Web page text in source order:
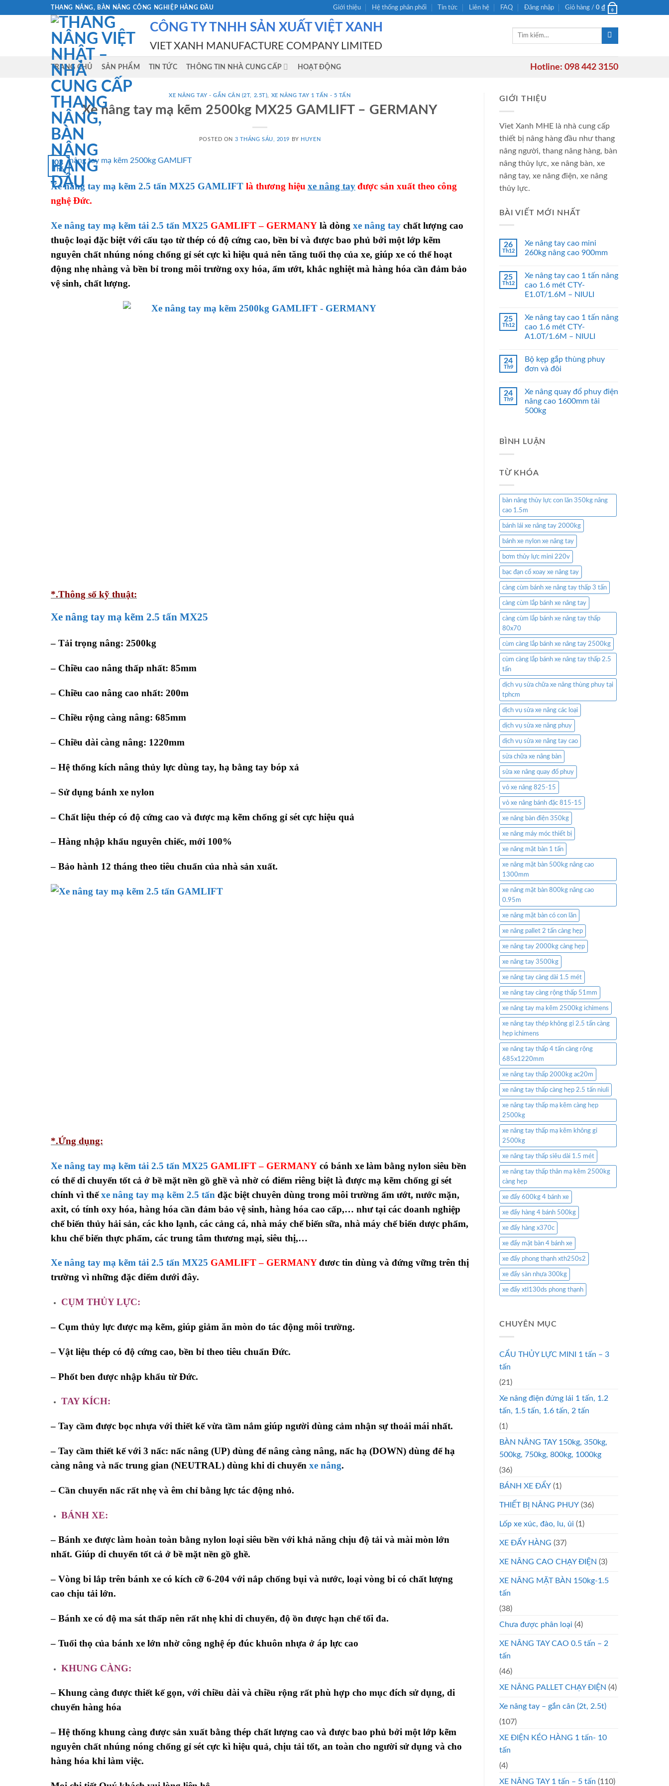
THANG NÂNG, BÀN NÂNG CÔNG NGHIỆP HÀNG ĐẦU Giới thiệu Hệ thống phân phối Tin tức Liên hệ FAQ Đăng nhập Giỏ hàng / 0 ₫ 0
CÔNG TY TNHH SẢN XUẤT VIỆT XANH
VIET XANH MANUFACTURE COMPANY LIMITED
Tìm
TRANG CHỦ SẢN PHẨM TIN TỨC THÔNG TIN NHÀ CUNG CẤP HOẠT ĐỘNG Hotline: 098 442 3150
XE NÂNG TAY - GẮN CÂN (2T, 2.5T) XE NÂNG TAY 1 TẤN - 5 TẤN
Xe nâng tay mạ kẽm 2500kg MX25 GAMLIFT – GERMANY
POSTED ON 3 THÁNG SÁU, 2019 BY HUYEN
03
Th6
Xe nâng tay mạ kẽm 2.5 tấn MX25 GAMLIFT là thương hiệu xe nâng tayđược sản xuất theo công
nghệ Đức.
Xe nâng tay mạ kẽm tải 2.5 tấn MX25 GAMLIFT – GERMANY là dòng xe nâng tay chất lượng cao
thuộc loại đặc biệt với cấu tạo từ thép có độ cứng cao, bền bỉ và được bao phủ bởi một lớp kẽm
nguyên chất nhúng nóng chống gỉ sét cực kì hiệu quả nên tăng tuổi thọ của xe, giúp xe có thể hoạt
động nhẹ nhàng và bền bỉ trong môi trường oxy hóa, ẩm ướt, khắc nghiệt mà hàng hóa cần đảm bảo
vệ sinh, chất lượng.
*.Thông số kỹ thuật:
Xe nâng tay mạ kẽm 2.5 tấn MX25
– Tải trọng nâng: 2500kg
– Chiều cao nâng thấp nhất: 85mm
– Chiều cao nâng cao nhất: 200m
– Chiều rộng càng nâng: 685mm
– Chiều dài càng nâng: 1220mm
– Hệ thống kích nâng thủy lực dùng tay, hạ bằng tay bóp xả
– Sử dụng bánh xe nylon
– Chất liệu thép có độ cứng cao và được mạ kẽm chống gỉ sét cực hiệu quả
– Hàng nhập khẩu nguyên chiếc, mới 100%
– Bảo hành 12 tháng theo tiêu chuẩn của nhà sản xuất.
*.Ứng dụng:
Xe nâng tay mạ kẽm tải 2.5 tấn MX25 GAMLIFT – GERMANY có bánh xe làm bằng nylon siêu bền
có thể di chuyển tốt cả ở bề mặt nền gồ ghề và nhờ có điểm riêng biệt là được mạ kẽm chống gỉ sét
chính vì thế xe nâng tay mạ kẽm 2.5 tấn đặc biệt chuyên dùng trong môi trường ẩm ướt, nước mặn,
axit, có tính oxy hóa, hàng hóa cần đảm bảo vệ sinh, hàng hóa cao cấp,… như tại các doanh nghiệp
chế biến thủy hải sản, các kho lạnh, các cảng cá, nhà máy chế biến sữa, nhà máy chế biến dược phẩm,
khu chế biến thực phẩm, các trung tâm thương mại, siêu thị,…
Xe nâng tay mạ kẽm tải 2.5 tấn MX25 GAMLIFT – GERMANYđươc tin dùng và đứng vững trên thị
trường vì những đặc điểm dưới đây.
CỤM THỦY LỰC:
– Cụm thủy lực được mạ kẽm, giúp giảm ăn mòn do tác động môi trường.
– Vật liệu thép có độ cứng cao, bền bỉ theo tiêu chuẩn Đức.
– Phốt ben được nhập khẩu từ Đức.
TAYKÍCH:
– Tay cầm được bọc nhựa với thiết kế vừa tầm nắm giúp người dùng cảm nhận sự thoải mái nhất.
– Tay cầm thiết kế với 3 nấc: nấc nâng (UP) dùng để nâng càng nâng, nấc hạ (DOWN) dùng để hạ
càng nâng và nấc trung gian (NEUTRAL) dùng khi di chuyển xe nâng.
– Cần chuyển nấc rất nhẹ và êm chỉ bằng lực tác động nhỏ.
BÁNH XE:
– Bánh xe được làm hoàn toàn bằng nylon loại siêu bền với khả năng chịu độ tải và mài mòn lớn
nhất. Giúp di chuyển tốt cả ở bề mặt nền gồ ghề.
– Vòng bi lắp trên bánh xe có kích cỡ 6-204 với nắp chống bụi và nước, loại vòng bi có chất lượng
cao chịu tải lớn.
– Bánh xe có độ ma sát thấp nên rất nhẹ khi di chuyển, độ ồn được hạn chế tối đa.
– Tuổi thọ của bánh xe lớn nhờ công nghệ ép đúc khuôn nhựa ở áp lực cao
KHUNG CÀNG:
– Khung càng được thiết kế gọn, với chiều dài và chiều rộng rất phù hợp cho mục đích sử dụng, di
chuyển hàng hóa
– Hệ thống khung càng được sản xuất bằng thép chất lượng cao và được bao phủ bởi một lớp kẽm
nguyên chất nhúng nóng chống gỉ sét cực kì hiệu quả, chịu tải tốt, an toàn cho người sử dụng và cho
hàng hóa khi làm việc.
GIỚI THIỆU
Viet Xanh MHE là nhà cung cấp
thiết bị nâng hàng đầu như thang
nâng người, thang nâng hàng, bàn
nâng thủy lực, xe nâng bàn, xe
nâng tay, xe nâng điện, xe nâng
thủy lực.
BÀI VIẾT MỚI NHẤT
26
Th12
Xe nâng tay cao mini
260kg nâng cao 900mm
25
Th12
Xe nâng tay cao 1 tấn nâng
cao 1.6 mét CTY-
E1.0T/1.6M – NIULI
25
Th12
Xe nâng tay cao 1 tấn nâng
cao 1.6 mét CTY-
A1.0T/1.6M – NIULI
24
Th9
Bộ kẹp gắp thùng phuy
đơn và đôi
24
Th9
Xe nâng quay đổ phuy điện
nâng cao 1600mm tải
500kg
BÌNH LUẬN
TỪ KHÓA
bàn nâng thủy lực con lăn 350kg nâng
cao 1.5m
bánh lái xe nâng tay 2000kg
bánh xe nylon xe nâng tay
bơm thủy lực mini 220v
bạc đạn cổ xoay xe nâng tay
càng cùm bánh xe nâng tay thấp 3 tấn
càng cùm lắp bánh xe nâng tay
càng cùm lắp bánh xe nâng tay thấp
80x70
cùm càng lắp bánh xe nâng tay 2500kg
cùm càng lắp bánh xe nâng tay thấp 2.5
tấn
dịch vụ sửa chữa xe nâng thùng phuy tại
tphcm
dịch vụ sửa xe nâng các loại
dịch vụ sửa xe nâng phuy
dịch vụ sửa xe nâng tay cao
sửa chữa xe nâng bàn
sửa xe nâng quay đổ phuy
vỏ xe nâng 825-15
vỏ xe nâng bánh đặc 815-15
xe nâng bàn điện 350kg
xe nâng máy móc thiết bị
xe nâng mặt bàn 1 tấn
xe nâng mặt bàn 500kg nâng cao
1300mm
xe nâng mặt bàn 800kg nâng cao
0.95m
xe nâng mặt bàn có con lăn
xe nâng pallet 2 tấn càng hẹp
xe nâng tay 2000kg càng hẹp
xe nâng tay 3500kg
xe nâng tay càng dài 1.5 mét
xe nâng tay càng rộng thấp 51mm
xe nâng tay mạ kẽm 2500kg ichimens
xe nâng tay thép không gỉ 2.5 tấn càng
hẹp ichimens
xe nâng tay thấp 4 tấn càng rộng
685x1220mm
xe nâng tay thấp 2000kg ac20m
xe nâng tay thấp càng hẹp 2.5 tấn niuli
xe nâng tay thấp mạ kẽm càng hẹp
2500kg
xe nâng tay thấp mạ kẽm không gỉ
2500kg
xe nâng tay thấp siêu dài 1.5 mét
xe nâng tay thấp thân mạ kẽm 2500kg
càng hẹp
xe đẩy 600kg 4 bánh xe
xe đẩy hàng 4 bánh 500kg
xe đẩy hàng x370c
xe đẩy mặt bàn 4 bánh xe
xe đẩy phong thạnh xth250s2
xe đẩy sàn nhựa 300kg
xe đẩy xtl130ds phong thạnh
CHUYÊN MỤC
CẨU THỦY LỰC MINI 1 tấn – 3
tấn
(21)
Xe nâng điện đứng lái 1 tấn, 1.2
tấn, 1.5 tấn, 1.6 tấn, 2 tấn
(1)
BÀN NÂNG TAY 150kg, 350kg,
500kg, 750kg, 800kg, 1000kg
(36)
BÁNH XE ĐẨY (1)
THIẾT BỊ NÂNG PHUY (36)
Lốp xe xúc, đào, lu, ủi (1)
XE ĐẨY HÀNG (37)
XE NÂNG CAO CHẠY ĐIỆN (3)
XE NÂNG MẶT BÀN 150kg-1.5
tấn
(38)
Chưa được phân loại (4)
XE NÂNG TAY CAO 0.5 tấn – 2
tấn
(46)
XE NÂNG PALLET CHẠY ĐIỆN (4)
Xe nâng tay – gắn cân (2t, 2.5t)
(107)
XE ĐIỆN KÉO HÀNG 1 tấn- 10
tấn
(4)
XE NÂNG TAY 1 tấn – 5 tấn (110)